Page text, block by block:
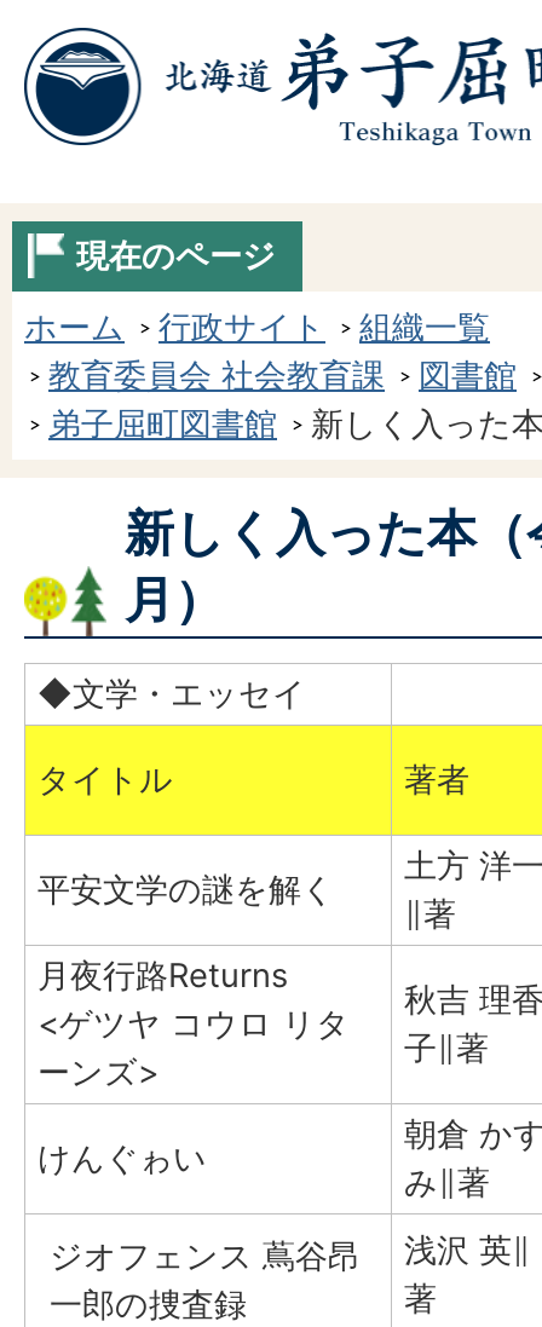
現在のページ
ホーム
行政サイト
組織一覧
教育委員会 社会教育課
図書館
弟子屈町図書館
新しく入った
新しく入った本
月）
◆文学・エッセイ
タイトル 著者
平安文学の謎を解く
土方 洋
∥著
月夜行路Returns
<ゲツヤ コウロ リタ
ーンズ>
秋吉 理
子∥著
けんぐゎい
朝倉 か
み∥著
ジオフェンス 蔦谷昂
一郎の捜査録
浅沢 英∥
著